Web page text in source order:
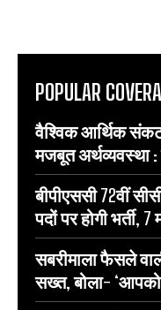
POPULAR
वैश्विक आर्थिक
मजबूत अर्थव्यवस्था
बीपीएससी 72वीं
पदों पर होगी
सबरीमाला फैसले
सख्त, बोला- ‘आपको